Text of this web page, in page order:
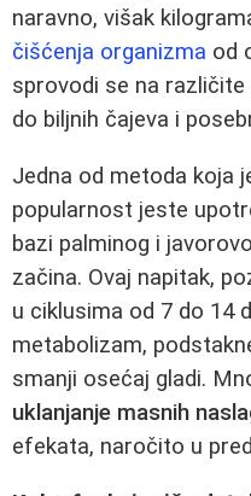
naravno, višak
čišćenja organizma od
sprovodi se na
do biljnih čajeva i
Jedna od metoda koja
popularnost jeste
bazi palminog i
začina. Ovaj napitak,
u ciklusima od 7 do 14
metabolizam,
smanji osećaj gladi.
uklanjanje masnih
efekata, naročito u